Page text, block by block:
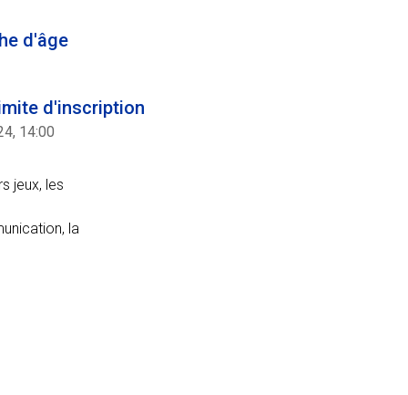
d'âge
d'inscription
14:00
jeux, les
la